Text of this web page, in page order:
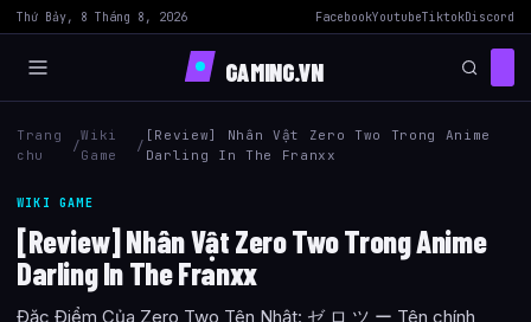
Thứ Bảy, 8 Tháng 8, 2026 FacebookYoutubeTiktokDiscord
GAMING.VN
Trang
chu
/
Wiki
Game
/
[Review] Nhân Vật Zero Two Trong Anime
Darling In The Franxx
WIKI GAME
[Review] Nhân Vật Zero Two Trong Anime
Darling In The Franxx
Đặc Điểm Của Zero Two Tên Nhật: ゼ ロ ツ ー Tên chính